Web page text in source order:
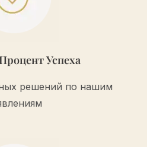
Успеха
решений по нашим